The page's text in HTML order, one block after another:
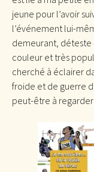
jeune pour l’avoir
l’événement lui-
demeurant, déteste
couleur et très
cherché à éclairer
froide et de guerre
peut-être à